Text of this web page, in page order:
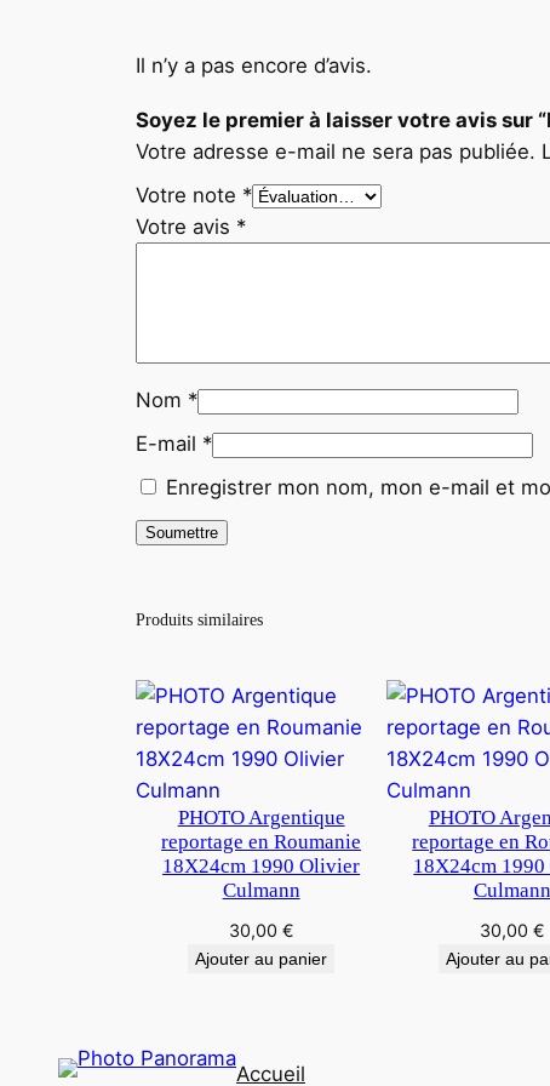
Il n’y a pas encore d’avis.
Soyez le premier à laisser votre avis sur
Votre adresse e-mail ne sera pas publiée.
Votre note *
Votre avis *
Nom *
E-mail *
Enregistrer mon nom, mon e-mail et
Produits similaires
PHOTO Argentique
reportage en Roumanie
18X24cm 1990 Olivier
Culmann
30,00 €
Ajouter au panier
PHOTO
reportage en
18X24cm
Culmann
30,00 €
Ajouter au
Accueil